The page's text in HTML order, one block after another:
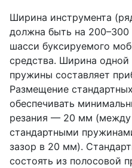
Ширина инструмента
должна быть на
шасси буксируемого
средства. Ширина одной
пружины составляет
Размещение
обеспечивать
резания — 20 мм (между
стандартными
зазор в 20 мм).
состоять из полосовой